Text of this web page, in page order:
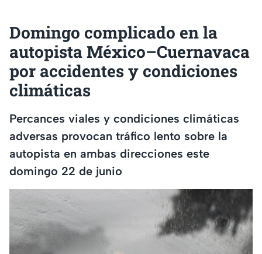
Domingo complicado en la
autopista México–Cuernavaca
por accidentes y condiciones
climáticas
Percances viales y condiciones climáticas
adversas provocan tráfico lento sobre la
autopista en ambas direcciones este
domingo 22 de junio